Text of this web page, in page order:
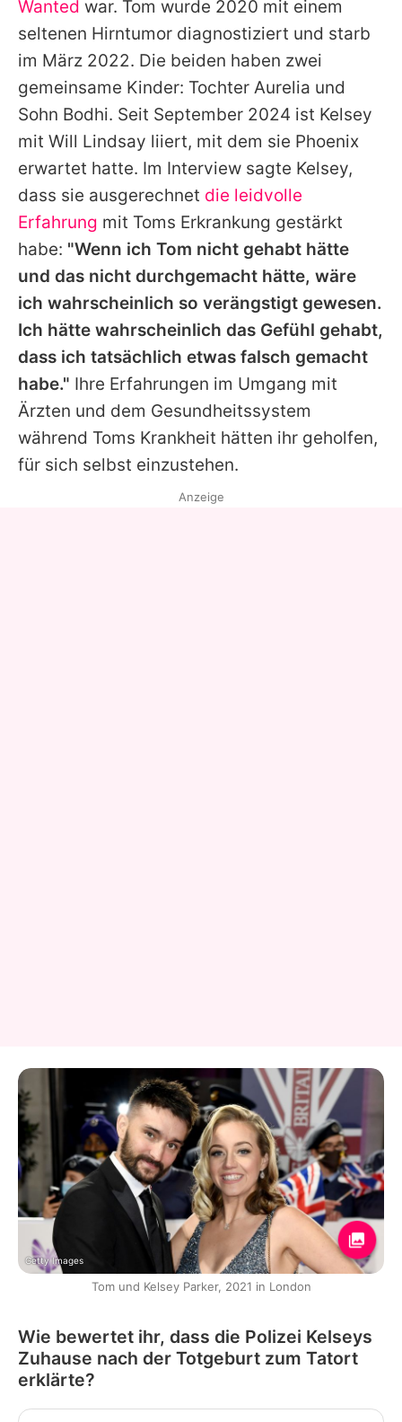
Wanted war. Tom wurde 2020 mit einem
seltenen Hirntumor diagnostiziert und starb
im März 2022. Die beiden haben zwei
gemeinsame Kinder: Tochter Aurelia und
Sohn Bodhi. Seit September 2024 ist Kelsey
mit Will Lindsay liiert, mit dem sie Phoenix
erwartet hatte. Im Interview sagte Kelsey,
dass sie ausgerechnet die leidvolle
Erfahrung mit Toms Erkrankung gestärkt
habe: "Wenn ich Tom nicht gehabt hätte
und das nicht durchgemacht hätte, wäre
ich wahrscheinlich so verängstigt gewesen.
Ich hätte wahrscheinlich das Gefühl gehabt,
dass ich tatsächlich etwas falsch gemacht
habe." Ihre Erfahrungen im Umgang mit
Ärzten und dem Gesundheitssystem
während Toms Krankheit hätten ihr geholfen,
für sich selbst einzustehen.
Anzeige
Getty Images
Tom und Kelsey Parker, 2021 in London
Wie bewertet ihr, dass die Polizei Kelseys
Zuhause nach der Totgeburt zum Tatort
erklärte?